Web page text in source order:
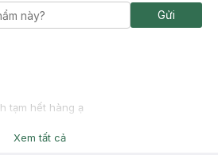
Gửi
tạm hết hàng ạ
Xem tất cả